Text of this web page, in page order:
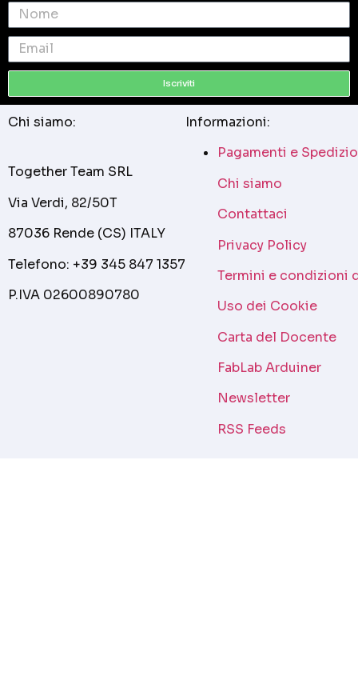
Iscriviti
Chi siamo:
Together Team SRL
Via Verdi, 82/50T
87036 Rende (CS) ITALY
Telefono: +39 345 847 1357
P.IVA 02600890780
Informazioni:
Pagamenti e
Chi siamo
Contattaci
Privacy Policy
Termini e condizioni
Uso dei Cookie
Carta del Docente
FabLab Arduiner
Newsletter
RSS Feeds